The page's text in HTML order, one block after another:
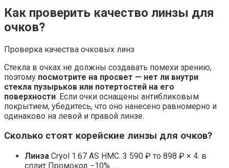
Как проверить качество линзы для
очков?
Проверка качества очковых линз
Стекла в очках не должны создавать помехи зрению,
поэтому посмотрите на просвет — нет ли внутри
стекла пузырьков или потертостей на его
поверхности. Если очки оснащены антибликовым
покрытием, убедитесь, что оно нанесено равномерно и
одинаково на левой и правой линзе.
Сколько стоят корейские линзы для очков?
Линза Cryol 1.67 AS HMC. 3 590 ₽ то 898 ₽ × 4. в
сплит Промокод −10% …